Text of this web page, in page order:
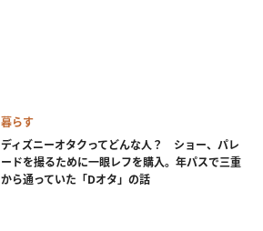
暮らす
ディズニーオタクってどんな人？ ショー、パレ
ードを撮るために一眼レフを購入。年パスで三重
から通っていた「Dオタ」の話